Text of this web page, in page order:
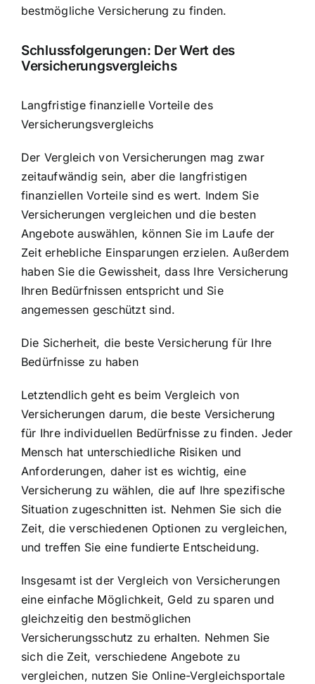
bestmögliche Versicherung zu finden.
Schlussfolgerungen: Der Wert des
Versicherungsvergleichs
Langfristige finanzielle Vorteile des
Versicherungsvergleichs
Der Vergleich von Versicherungen mag zwar
zeitaufwändig sein, aber die langfristigen
finanziellen Vorteile sind es wert. Indem Sie
Versicherungen vergleichen und die besten
Angebote auswählen, können Sie im Laufe der
Zeit erhebliche Einsparungen erzielen. Außerdem
haben Sie die Gewissheit, dass Ihre Versicherung
Ihren Bedürfnissen entspricht und Sie
angemessen geschützt sind.
Die Sicherheit, die beste Versicherung für Ihre
Bedürfnisse zu haben
Letztendlich geht es beim Vergleich von
Versicherungen darum, die beste Versicherung
für Ihre individuellen Bedürfnisse zu finden. Jeder
Mensch hat unterschiedliche Risiken und
Anforderungen, daher ist es wichtig, eine
Versicherung zu wählen, die auf Ihre spezifische
Situation zugeschnitten ist. Nehmen Sie sich die
Zeit, die verschiedenen Optionen zu vergleichen,
und treffen Sie eine fundierte Entscheidung.
Insgesamt ist der Vergleich von Versicherungen
eine einfache Möglichkeit, Geld zu sparen und
gleichzeitig den bestmöglichen
Versicherungsschutz zu erhalten. Nehmen Sie
sich die Zeit, verschiedene Angebote zu
vergleichen, nutzen Sie Online-Vergleichsportale